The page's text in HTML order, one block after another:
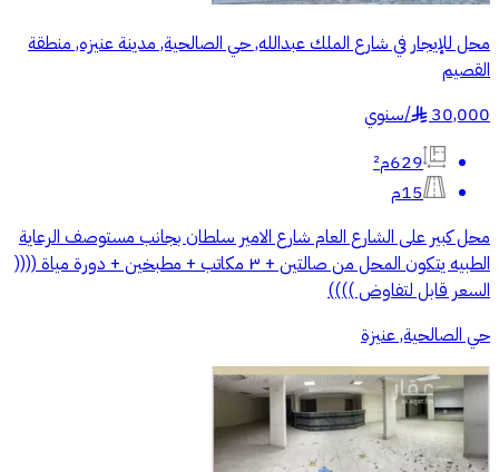
محل للإيجار في شارع الملك عبدالله, حي الصالحية, مدينة عنيزه, منطقة
القصيم
30,000
§
/سنوي
629م²
15م
محل كبير على الشارع العام شارع الامير سلطان بجانب مستوصف الرعاية
الطبيه يتكون المحل من صالتين + ٣ مكاتب + مطبخين + دورة مياة ((((
السعر قابل لتفاوض ))))
حي الصالحية, عنيزة